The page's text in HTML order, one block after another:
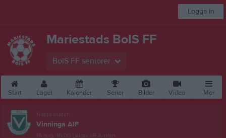
Logga in
Mariestads BoIS FF
BoIS FF seniorer
Start Laget Kalender Serier Bilder Video Mer
Nästa match
Vinninga AIF
15 aug, 16:00 Lekevi IP A-plan